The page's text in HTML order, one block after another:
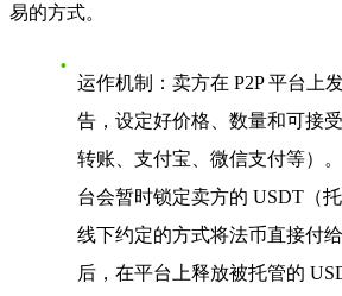
易的方式。
运作机制
：卖方在 P2P 平台上
告，设定好价格、数量和可接
转账、支付宝、微信支付等）
台会暂时锁定卖方的 USDT（
线下约定的方式将法币直接付
后，在平台上释放被托管的